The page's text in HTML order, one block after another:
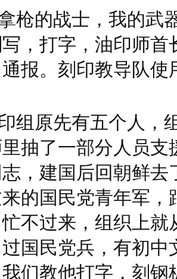
枪的战士，我的武
，打字，油印师
报。刻印教导队使
组原先有五个人，
抽了一部分人员支
，建国后回朝鲜去
的国民党青年军
不过来，组织上就
国民党兵，有初中
们教他打字，刻钢